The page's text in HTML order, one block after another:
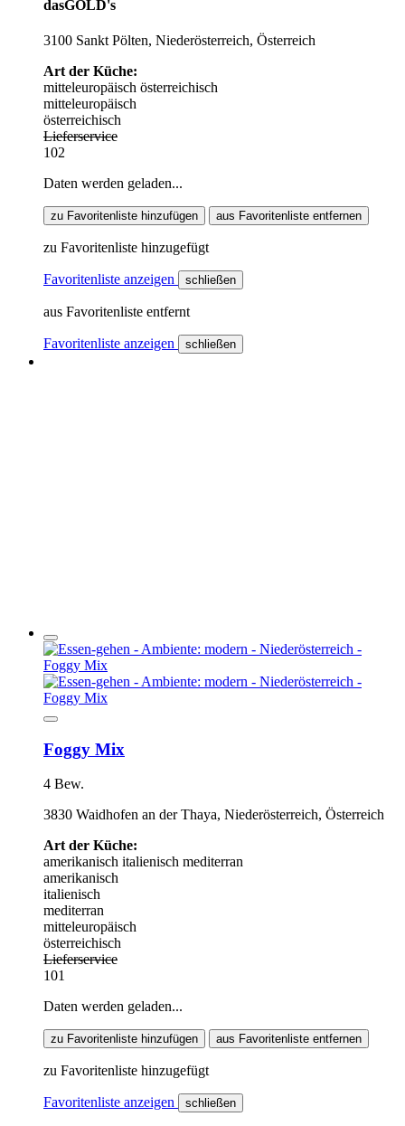
dasGOLD's
3100 Sankt Pölten, Niederösterreich, Österreich
Art der Küche:
mitteleuropäisch österreichisch
mitteleuropäisch
österreichisch
Lieferservice
102
Daten werden geladen...
zu Favoritenliste hinzufügen aus Favoritenliste entfernen
zu Favoritenliste hinzugefügt
Favoritenliste anzeigen schließen
aus Favoritenliste entfernt
Favoritenliste anzeigen schließen
Foggy Mix
4 Bew.
3830 Waidhofen an der Thaya, Niederösterreich, Österreich
Art der Küche:
amerikanisch italienisch mediterran
amerikanisch
italienisch
mediterran
mitteleuropäisch
österreichisch
Lieferservice
101
Daten werden geladen...
zu Favoritenliste hinzufügen aus Favoritenliste entfernen
zu Favoritenliste hinzugefügt
Favoritenliste anzeigen schließen